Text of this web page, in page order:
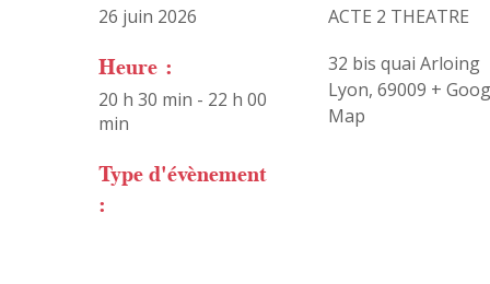
26 juin 2026
Heure :
20 h 30 min - 22 h 00
min
Type d'évènement
:
ACTE 2 THEATRE
32 bis quai Arloing
Lyon, 69009 +
Map